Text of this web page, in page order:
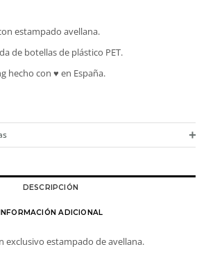
estampado avellana.
de botellas de plástico PET.
hecho con ♥ en España.
+
DESCRIPCIÓN
INFORMACIÓN ADICIONAL
exclusivo estampado de avellana.